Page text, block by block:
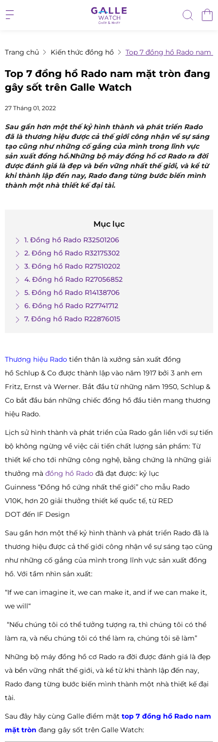
Trang chủ Kiến thức đồng hồ Top 7 đồng hồ Rado nam
Top 7 đồng hồ Rado nam mặt tròn đang
gây sốt trên Galle Watch
27 Tháng 01, 2022
Sau gần hơn một thế kỷ hình thành và phát triển Rado
đã là thương hiệu được cả thế giới công nhận về sự sáng
tạo cũng như những cố gắng của mình trong lĩnh vực
sản xuất đồng hồ.Những bộ máy đồng hồ cơ Rado ra đời
được đánh giá là đẹp và bền vững nhất thế giới, và kể từ
khi thành lập đến nay, Rado đang từng bước biến mình
thành một nhà thiết kế đại tài.
Mục lục
1. Đồng hồ Rado R32501206
2. Đồng hồ Rado R32175302
3. Đồng hồ Rado R27510202
4. Đồng hồ Rado R27056852
5. Đồng hồ Rado R14138706
6. Đồng hồ Rado R27741712
7. Đồng hồ Rado R22876015
Thương hiệu Rado tiền thân là xưởng sản xuất đồng
hồ Schlup & Co được thành lập vào năm 1917 bởi 3 anh em
Fritz, Ernst và Werner. Bắt đầu từ những năm 1950, Schlup &
Co bắt đầu bán những chiếc đồng hồ đầu tiên mang thương
hiệu Rado.
Lịch sử hình thành và phát triển của Rado gắn liền với sự tiến
bộ không ngừng về việc cải tiến chất lượng sản phẩm: Từ
thiết kế cho tới những công nghệ, bằng chứng là những giải
thưởng mà đồng hồ Rado đã đạt được: kỷ lục
Guinness “Đồng hồ cứng nhất thế giới” cho mẫu Rado
V10K, hơn 20 giải thưởng thiết kế quốc tế, từ RED
DOT đến IF Design
Sau gần hơn một thế kỷ hình thành và phát triển Rado đã là
thương hiệu được cả thế giới công nhận về sự sáng tạo cũng
như những cố gắng của mình trong lĩnh vực sản xuất đồng
hồ. Với tầm nhìn sản xuất:
“If we can imagine it, we can make it, and if we can make it,
we will“
“Nếu chúng tôi có thể tưởng tượng ra, thì chúng tôi có thể
làm ra, và nếu chúng tôi có thể làm ra, chúng tôi sẽ làm”
Những bộ máy đồng hồ cơ Rado ra đời được đánh giá là đẹp
và bền vững nhất thế giới, và kể từ khi thành lập đến nay,
Rado đang từng bước biến mình thành một nhà thiết kế đại
tài.
Sau đây hãy cùng Galle điểm mặt top 7 đồng hồ Rado nam
mặt tròn đang gây sốt trên Galle Watch: